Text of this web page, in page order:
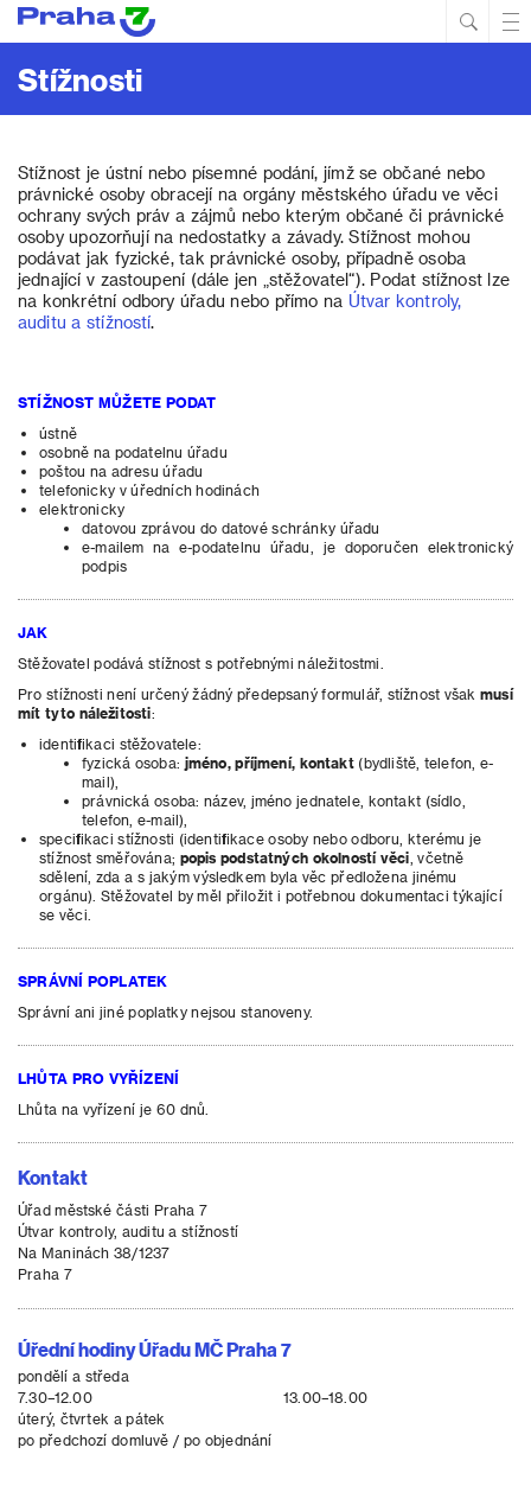
Stížnosti
Stížnost je ústní nebo písemné podání, jímž se občané nebo
právnické osoby obracejí na orgány městského úřadu ve věci
ochrany svých práv a zájmů nebo kterým občané či právnické
osoby upozorňují na nedostatky a závady. Stížnost mohou
podávat jak fyzické, tak právnické osoby, případně osoba
jednající v zastoupení (dále jen „stěžovatel“). Podat stížnost lze
na konkrétní odbory úřadu nebo přímo na Útvar kontroly,
auditu a stížností.
STÍŽNOST MŮŽETE PODAT
ústně
osobně na podatelnu úřadu
poštou na adresu úřadu
telefonicky v úředních hodinách
elektronicky
datovou zprávou do datové schránky úřadu
e-mailem na e-podatelnu úřadu, je doporučen elektronický
podpis
JAK
Stěžovatel podává stížnost s potřebnými náležitostmi.
Pro stížnosti není určený žádný předepsaný formulář, stížnost však musí
mít tyto náležitosti:
identifikaci stěžovatele:
fyzická osoba: jméno, příjmení, kontakt(bydliště, telefon, e-
mail),
právnická osoba: název, jméno jednatele, kontakt (sídlo,
telefon, e-mail),
specifikaci stížnosti (identifikace osoby nebo odboru, kterému je
stížnost směřována; popis podstatných okolností věci , včetně
sdělení, zda a s jakým výsledkem byla věc předložena jinému
orgánu). Stěžovatel by měl přiložit i potřebnou dokumentaci týkající
se věci.
SPRÁVNÍ POPLATEK
Správní ani jiné poplatky nejsou stanoveny.
LHŮTA PRO VYŘÍZENÍ
Lhůta na vyřízení je 60 dnů.
Kontakt
Úřad městské části Praha 7
Útvar kontroly, auditu a stížností
Na Maninách 38/1237
Praha 7
Úřední hodiny Úřadu MČ Praha 7
pondělí a středa
7.30–12.00
13.00–18.00
úterý, čtvrtek a pátek
po předchozí domluvě / po objednání